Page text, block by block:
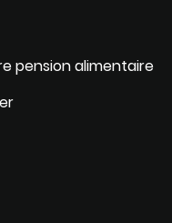
pension alimentaire